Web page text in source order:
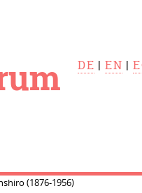
DE |EN |
(1876-1956)